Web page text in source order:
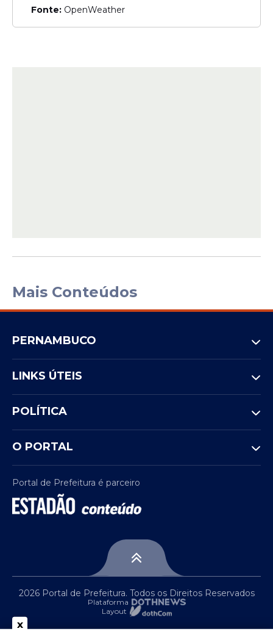
Fonte: OpenWeather
Mais Conteúdos
PERNAMBUCO
LINKS ÚTEIS
POLÍTICA
O PORTAL
Portal de Prefeitura é parceiro
2026 Portal de Prefeitura. Todos os Direitos Reservados
Plataforma
Layout
x